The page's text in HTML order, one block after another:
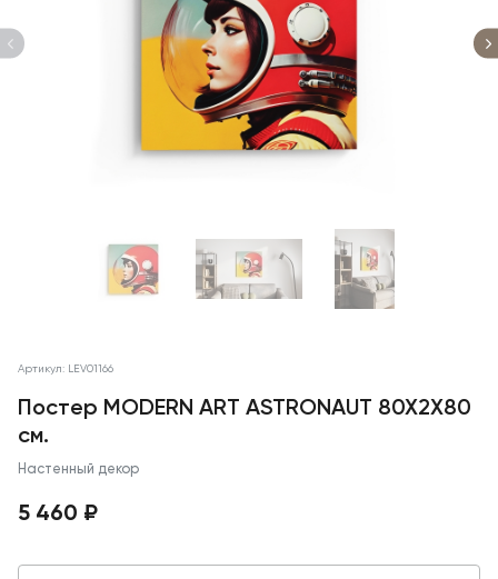
Артикул: LEV01166
Постер MODERN ART ASTRONAUT 80X2X80
см.
Настенный декор
5 460 ₽